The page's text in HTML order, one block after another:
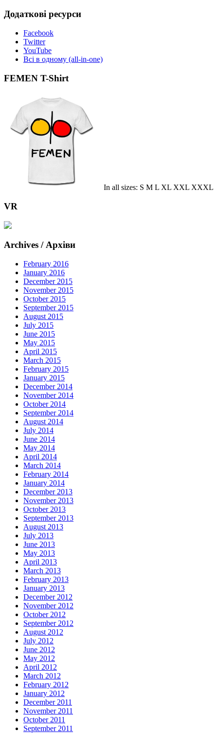
Додаткові ресурси
Facebook
Twitter
YouTube
Всі в одному (all-in-one)
FEMEN T-Shirt
In all sizes: S M L XL XXL XXXL
VR
Archives / Архіви
February 2016
January 2016
December 2015
November 2015
October 2015
September 2015
August 2015
July 2015
June 2015
May 2015
April 2015
March 2015
February 2015
January 2015
December 2014
November 2014
October 2014
September 2014
August 2014
July 2014
June 2014
May 2014
April 2014
March 2014
February 2014
January 2014
December 2013
November 2013
October 2013
September 2013
August 2013
July 2013
June 2013
May 2013
April 2013
March 2013
February 2013
January 2013
December 2012
November 2012
October 2012
September 2012
August 2012
July 2012
June 2012
May 2012
April 2012
March 2012
February 2012
January 2012
December 2011
November 2011
October 2011
September 2011